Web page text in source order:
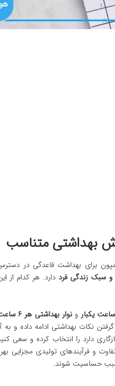
بهداشتی متناسب
برای بهداشت قاعدگی در
و سبک زندگی فرد دارد. هر کدام از
یکبارونوار بهداشتی هر ۶ ساعت یک‌بار
نکات بهداشتی ادامه داده و به
دارد را انتخاب کرده و سعی
و فرآیندهای تولیدی مجزایی
سبب حساسیت شوند.